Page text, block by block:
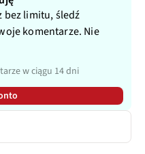
bez limitu, śledź
komentarze. Nie
w ciągu 14 dni